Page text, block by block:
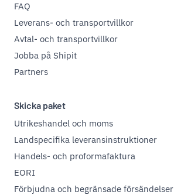
FAQ
Leverans- och transportvillkor
Avtal- och transportvillkor
Jobba på Shipit
Partners
Skicka paket
Utrikeshandel och moms
Landspecifika leveransinstruktioner
Handels- och proformafaktura
EORI
Förbjudna och begränsade försändelser